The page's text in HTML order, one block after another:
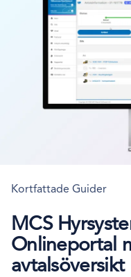
Kortfattade Guider
MCS
Onlineportal
avtalsöversikt